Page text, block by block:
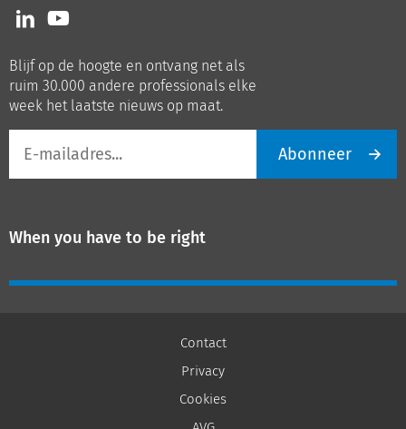
Volg
ons
LinkedIn
Volg
ons
Youtube
Blijf op de hoogte en ontvang net als
ruim 30.000 andere professionals elke
week het laatste nieuws op maat.
mailadres
Abonneer
When you have to be right
Contact
Privacy
Cookies